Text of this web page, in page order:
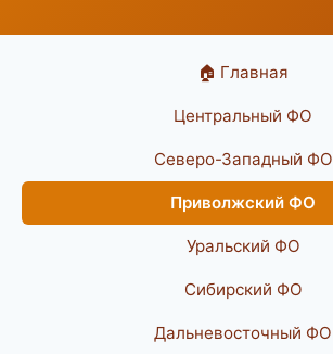
🏠 Главная
Центральный ФО
Северо-Западный ФО
Приволжский ФО
Уральский ФО
Сибирский ФО
Дальневосточный ФО